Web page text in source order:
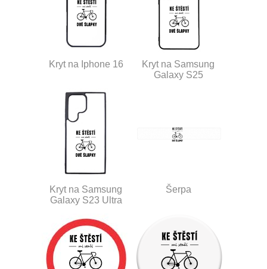
Kryt na Iphone 16
Kryt na Samsung
Galaxy S25
Kryt na Samsung
Galaxy S23 Ultra
Šerpa